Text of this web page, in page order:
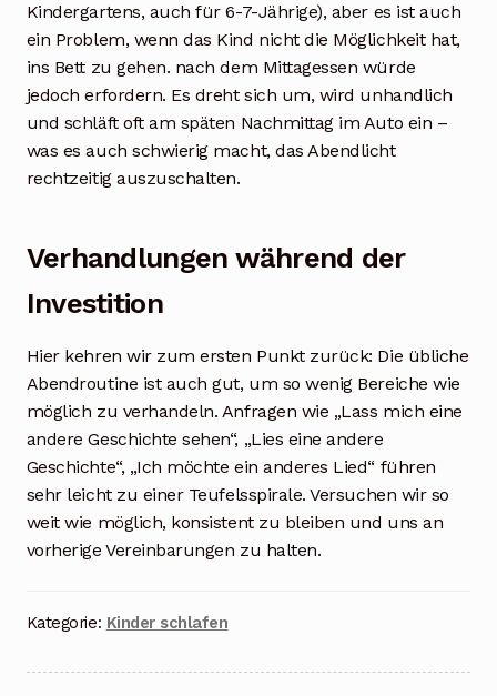
Kindergartens, auch für 6-7-Jährige), aber es ist auch
ein Problem, wenn das Kind nicht die Möglichkeit hat,
ins Bett zu gehen. nach dem Mittagessen würde
jedoch erfordern. Es dreht sich um, wird unhandlich
und schläft oft am späten Nachmittag im Auto ein –
was es auch schwierig macht, das Abendlicht
rechtzeitig auszuschalten.
Verhandlungen während der
Investition
Hier kehren wir zum ersten Punkt zurück: Die übliche
Abendroutine ist auch gut, um so wenig Bereiche wie
möglich zu verhandeln. Anfragen wie „Lass mich eine
andere Geschichte sehen“, „Lies eine andere
Geschichte“, „Ich möchte ein anderes Lied“ führen
sehr leicht zu einer Teufelsspirale. Versuchen wir so
weit wie möglich, konsistent zu bleiben und uns an
vorherige Vereinbarungen zu halten.
Kategorie: Kinder schlafen